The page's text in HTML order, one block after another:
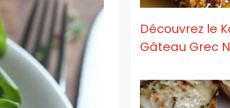
Découvrez le
Gâteau Grec